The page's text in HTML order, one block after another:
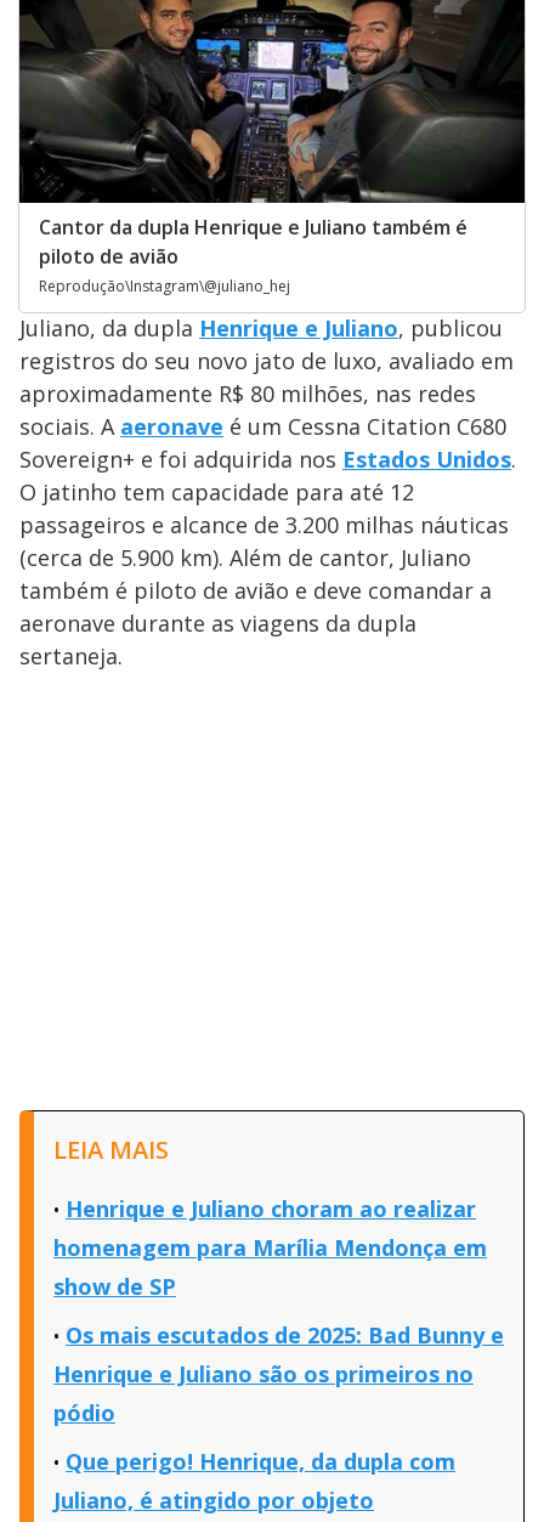
Cantor da dupla Henrique e Juliano também é
piloto de avião
Reprodução\Instagram\@juliano_hej
Juliano, da dupla Henrique e Juliano, publicou
registros do seu novo jato de luxo, avaliado em
aproximadamente R$ 80 milhões, nas redes
sociais. A aeronave é um Cessna Citation C680
Sovereign+ e foi adquirida nos Estados Unidos.
O jatinho tem capacidade para até 12
passageiros e alcance de 3.200 milhas náuticas
(cerca de 5.900 km). Além de cantor, Juliano
também é piloto de avião e deve comandar a
aeronave durante as viagens da dupla
sertaneja.
LEIA MAIS
Henrique e Juliano choram ao realizar
homenagem para Marília Mendonça em
show de SP
Os mais escutados de 2025: Bad Bunny e
Henrique e Juliano são os primeiros no
pódio
Que perigo! Henrique, da dupla com
Juliano, é atingido por objeto